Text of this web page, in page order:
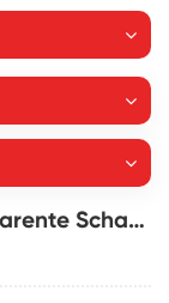
Verpackungstrends 2024: Transparente Schachteln für nachhaltige Lösungen